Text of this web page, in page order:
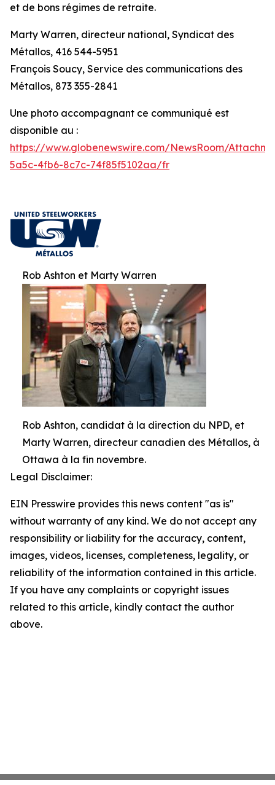
et de bons régimes de retraite.
Marty Warren, directeur national, Syndicat des
Métallos, 416 544-5951
François Soucy, Service des communications des
Métallos, 873 355-2841
Une photo accompagnant ce communiqué est
disponible au :
https://www.globenewswire.com/NewsRoom/
5a5c-4fb6-8c7c-74f85f5102aa/fr
Rob Ashton et Marty Warren
Rob Ashton, candidat à la direction du NPD, et
Marty Warren, directeur canadien des Métallos, à
Ottawa à la fin novembre.
Legal Disclaimer:
EIN Presswire provides this news content "as is"
without warranty of any kind. We do not accept any
responsibility or liability for the accuracy, content,
images, videos, licenses, completeness, legality, or
reliability of the information contained in this article.
If you have any complaints or copyright issues
related to this article, kindly contact the author
above.